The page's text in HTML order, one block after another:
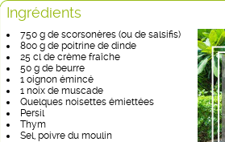
Ingrédients
750 g de scorsonères (ou de salsifis)
800 g de poitrine de dinde
25 cl de crème fraîche
50 g de beurre
1 oignon émincé
1 noix de muscade
Quelques noisettes émiettées
Persil
Thym
Sel, poivre du moulin